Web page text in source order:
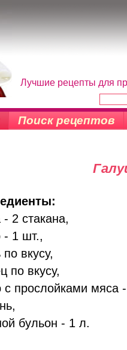
Лучшие рецепты для
Поиск рецептов
2 стакана,
- 1 шт.,
вкусу,
по вкусу,
с прослойками мяса
бульон - 1 л.